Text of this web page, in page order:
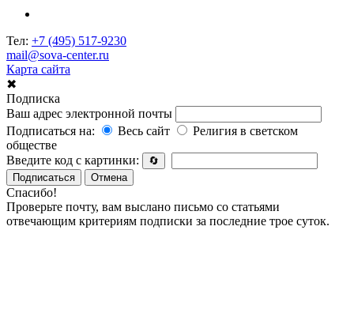
Тел: +7 (495) 517-9230
mail@sova-center.ru
Карта сайта
✖
Подписка
Ваш адрес электронной почты
Подписаться на:
Весь сайт
Религия в светском
обществе
Введите код с картинки:
🔄
Подписаться
Отмена
Спасибо!
Проверьте почту, вам выслано письмо со статьями
отвечающим критериям подписки за последние трое суток.